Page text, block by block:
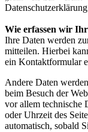
Wie erfassen wir
Ihre Daten werden
mitteilen. Hierbei
ein Kontaktformular
Andere Daten
beim Besuch der
vor allem technische
oder Uhrzeit des
automatisch, sobald